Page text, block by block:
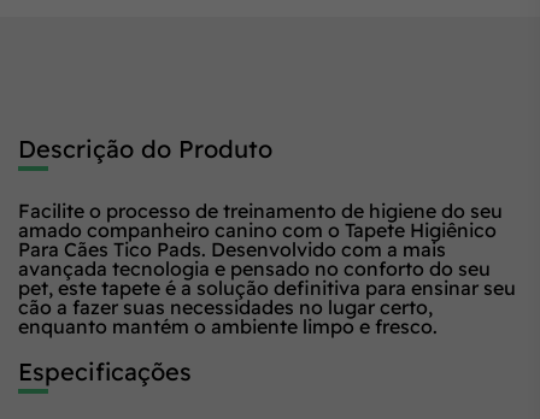
Descrição do Produto
Facilite o processo de treinamento de higiene do seu
amado companheiro canino com o Tapete Higiênico
Para Cães Tico Pads. Desenvolvido com a mais
avançada tecnologia e pensado no conforto do seu
pet, este tapete é a solução definitiva para ensinar seu
cão a fazer suas necessidades no lugar certo,
enquanto mantém o ambiente limpo e fresco.
Especificações